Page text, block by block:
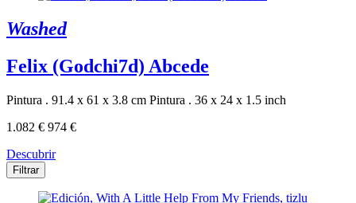
Washed
Felix (Godchi7d) Abcede
Pintura . 91.4 x 61 x 3.8 cm Pintura . 36 x 24 x 1.5 inch
1.082 € 974 €
Descubrir
Filtrar